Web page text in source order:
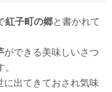
紅子町の郷と書かれて
ができる美味しいさつ
に出てきておされ気味